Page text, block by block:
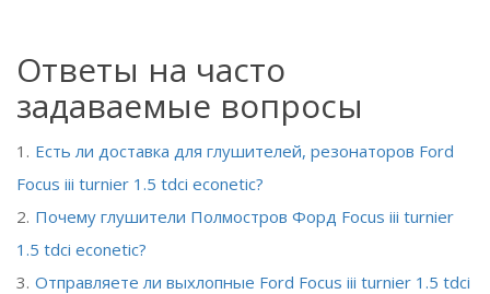
Ответы на часто
задаваемые вопросы
Есть ли доставка для глушителей, резонаторов Ford
Focus iii turnier 1.5 tdci econetic?
Почему глушители Полмостров Форд Focus iii turnier
1.5 tdci econetic?
Отправляете ли выхлопные Ford Focus iii turnier 1.5 tdci